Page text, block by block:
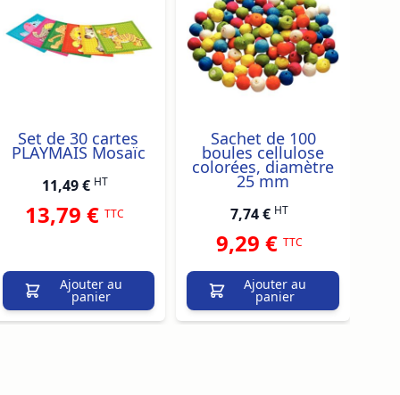
Set de 30 cartes
PLAYMAIS Mosaïc
11,49 € HT
13,79 €TTC
Ajouter au
panier
Sachet de 100
boules cellulose
colorées, diamètre
25 mm
7,74 € HT
9,29 €TTC
Ajouter au
panier